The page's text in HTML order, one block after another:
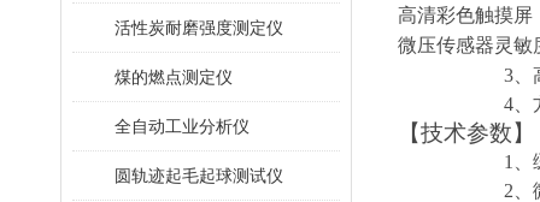
活性炭耐磨强度测定仪
煤的燃点测定仪
全自动工业分析仪
圆轨迹起毛起球测试仪
高清彩色触摸屏
微压传感器灵敏
3、
4、
【技术参数】
1、
2、